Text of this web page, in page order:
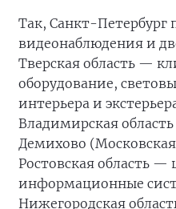
Так, Санкт-Петербург
видеонаблюдения и
Тверская область —
оборудование,
интерьера и
Владимирская
Демихово
Ростовская область
информационные
Нижегородская